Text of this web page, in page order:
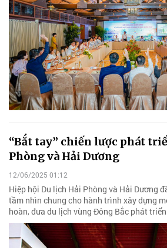
“Bắt tay” chiến lược phát
Phòng và Hải Dương
12/06/2025 01:12
Hiệp hội Du lịch Hải Phòng và Hải Dương
tầm nhìn chung cho hành trình xây dựng
hoàn, đưa du lịch vùng Đông Bắc phát